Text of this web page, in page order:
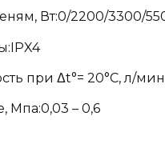
Вт:0/2200/3300/
при Δt°= 20°С, л/
Мпа:0,03 – 0,6